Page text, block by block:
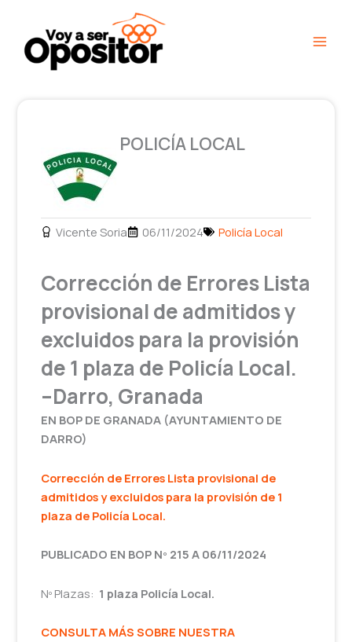
contenido
POLICÍA LOCAL
Vicente Soria 06/11/2024 Policía Local
Corrección de Errores Lista
provisional de admitidos y
excluidos para la provisión
de 1 plaza de Policía Local.
–Darro, Granada
EN BOP DE GRANADA (AYUNTAMIENTO DE
DARRO)
Corrección de Errores Lista provisional de
admitidos y excluidos para la provisión de 1
plaza de Policía Local.
PUBLICADO EN BOP Nº 215 A 06/11/2024
Nº Plazas: 1 plaza Policía Local.
CONSULTA MÁS SOBRE NUESTRA